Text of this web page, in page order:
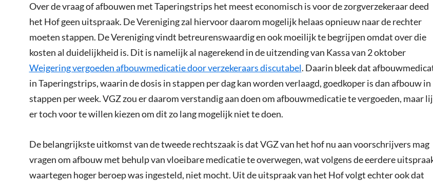
Over de vraag of afbouwen met Taperingstrips het meest economisch is voor de zorgverzekeraar deed
het Hof geen uitspraak. De Vereniging zal hiervoor daarom mogelijk helaas opnieuw naar de rechter
moeten stappen. De Vereniging vindt betreurenswaardig en ook moeilijk te begrijpen omdat over die
kosten al duidelijkheid is. Dit is namelijk al nagerekend in de uitzending van Kassa van 2 oktober
Weigering vergoeden afbouwmedicatie door verzekeraars discutabel. Daarin bleek dat
in Taperingstrips, waarin de dosis in stappen per dag kan worden verlaagd, goedkoper is dan afbouw in
stappen per week. VGZ zou er daarom verstandig aan doen om afbouwmedicatie te vergoeden, maar
er toch voor te willen kiezen om dit zo lang mogelijk niet te doen.
De belangrijkste uitkomst van de tweede rechtszaak is dat VGZ van het hof nu aan voorschrijvers mag
vragen om afbouw met behulp van vloeibare medicatie te overwegen, wat volgens de eerdere
waartegen hoger beroep was ingesteld, niet mocht. Uit de uitspraak van het Hof volgt echter ook dat